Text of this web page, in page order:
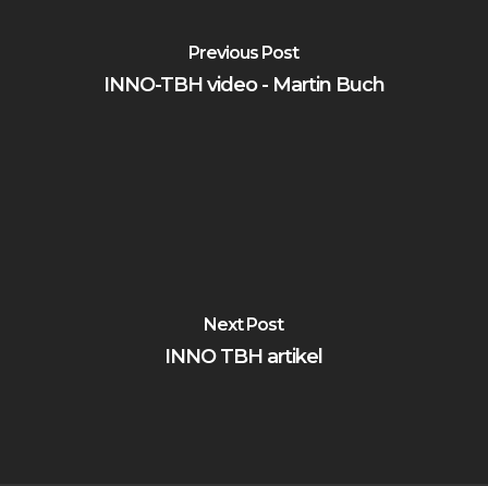
Previous Post
INNO-TBH video - Martin Buch
Next Post
INNO TBH artikel